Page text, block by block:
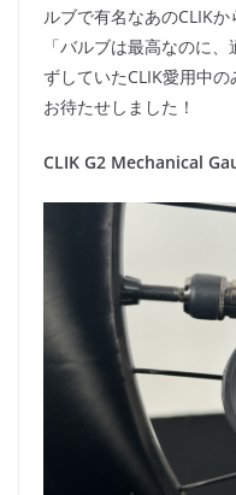
ルブで有名なあのCLIKか
「バルブは最高なのに
ずしていたCLIK愛用中の
お待たせしました！
CLIK G2 Mechanical